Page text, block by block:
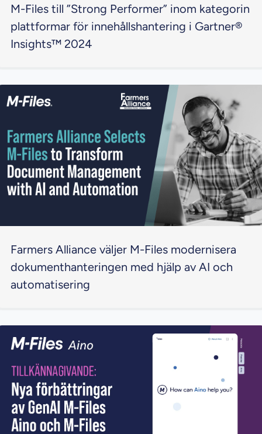
M-Files till ”Strong Performer” inom kategorin
plattformar för innehållshantering i Gartner®
Insights™ 2024
Farmers Alliance väljer M-Files modernisera
dokumenthanteringen med hjälp av AI och
automatisering